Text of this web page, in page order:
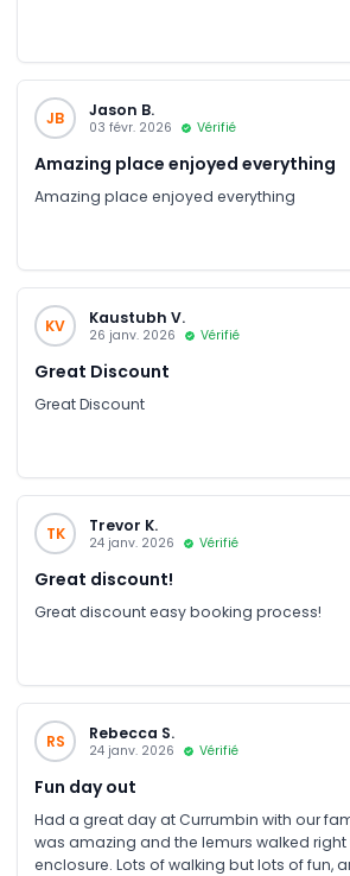
JB Jason B.
03 févr. 2026 Vérifié
Amazing place enjoyed everything
Amazing place enjoyed everything
KV Kaustubh V.
26 janv. 2026 Vérifié
Great Discount
Great Discount
TK Trevor K.
24 janv. 2026 Vérifié
Great discount!
Great discount easy booking process!
RS Rebecca S.
24 janv. 2026 Vérifié
Fun day out
Had a great day at Currumbin with our
was amazing and the lemurs walked
enclosure. Lots of walking but lots of fun,